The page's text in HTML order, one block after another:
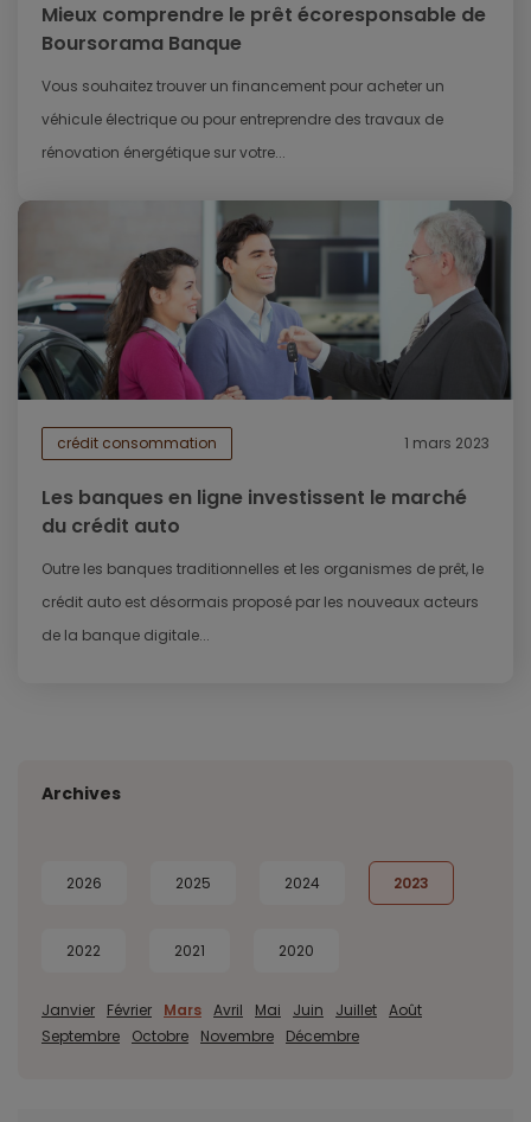
Mieux comprendre le prêt écoresponsable de
Boursorama Banque
Vous souhaitez trouver un financement pour acheter un
véhicule électrique ou pour entreprendre des travaux de
rénovation énergétique sur votre...
crédit consommation 1 mars 2023
Les banques en ligne investissent le marché
du crédit auto
Outre les banques traditionnelles et les organismes de prêt, le
crédit auto est désormais proposé par les nouveaux acteurs
de la banque digitale...
Archives
2026 2025 2024 2023
2022 2021 2020
Janvier Février Mars Avril Mai Juin Juillet Août
Septembre
Octobre Novembre Décembre